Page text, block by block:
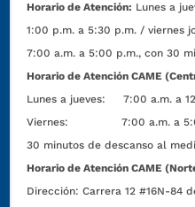
Horario de Atención: Lunes a
1:00 p.m. a 5:30 p.m. / viernes
7:00 a.m. a 5:00 p.m., con 30
Horario de Atención CAME
Lunes a jueves: 7:00 a.m. a
Viernes: 7:00 a.m. a 5:00
30 minutos de descanso al
Horario de Atención CAME
Dirección:Carrera 12 #16N-84